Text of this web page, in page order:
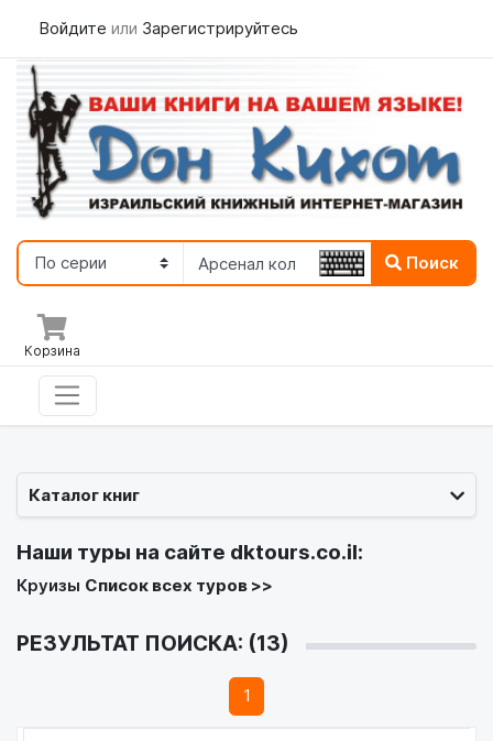
Войдите или Зарегистрируйтесь
Поиск
Корзина
Каталог книг
Наши туры на сайте dktours.co.il:
Круизы Список всех туров >>
РЕЗУЛЬТАТ ПОИСКА: (13)
1